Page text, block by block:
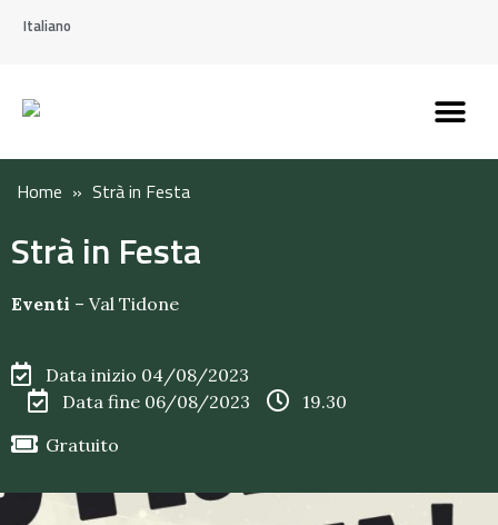
Italiano
Home » Strà in Festa
Strà in Festa
Eventi – Val Tidone
Data inizio 04/08/2023
Data fine 06/08/2023
19.30
Gratuito